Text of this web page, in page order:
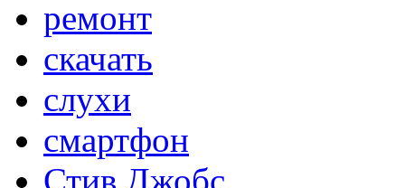
ремонт
скачать
слухи
смартфон
Стив Джобс